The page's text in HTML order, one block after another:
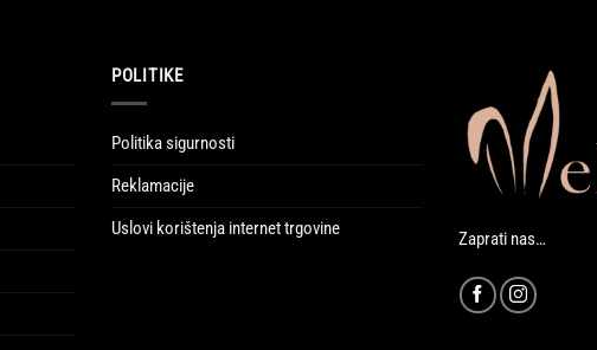
POLITIKE
Politika sigurnosti
Reklamacije
Uslovi korištenja internet trgovine
Zaprati nas…